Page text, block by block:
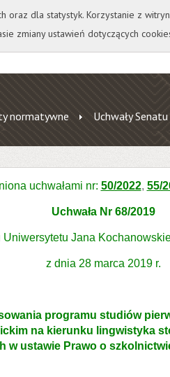
A A A A
normatywne
Uchwały
uchwałami nr: 50/2022, 55/
Uchwała Nr 68/2019
Uniwersytetu Jana
z dnia 28 marca 2019 r.
programu studiów
na kierunku lingwistyka
w ustawie Prawo o
dla statystyk. Korzystanie z
zmiany ustawień dotyczących